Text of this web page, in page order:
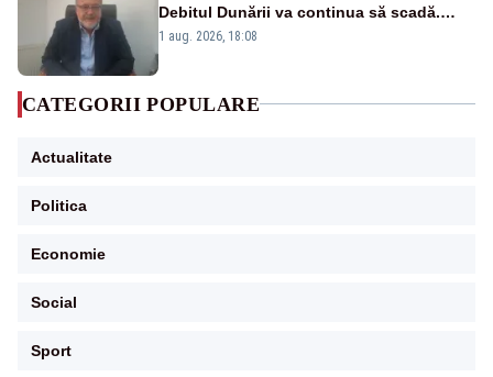
Debitul Dunării va continua să scadă.
Cernavodă s-ar putea închide în 4 zile
1 aug. 2026, 18:08
CATEGORII POPULARE
Actualitate
Politica
Economie
Social
Sport